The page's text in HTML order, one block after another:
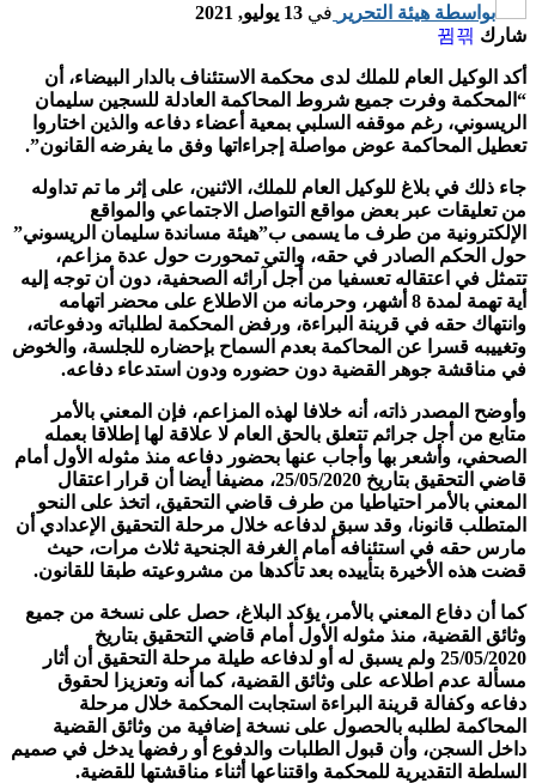
بواسطة هيئة التحرير في 13 يوليو, 2021
شارك
أكد الوكيل العام للملك لدى محكمة الاستئناف بالدار البيضاء، أن
“المحكمة وفرت جميع شروط المحاكمة العادلة للسجين سليمان
الريسوني، رغم موقفه السلبي بمعية أعضاء دفاعه والذين اختاروا
تعطيل المحاكمة عوض مواصلة إجراءاتها وفق ما يفرضه القانون”.
جاء ذلك في بلاغ للوكيل العام للملك، الاثنين، على إثر ما تم تداوله
من تعليقات عبر بعض مواقع التواصل الاجتماعي والمواقع
الإلكترونية من طرف ما يسمى ب”هيئة مساندة سليمان الريسوني”
حول الحكم الصادر في حقه، والتي تمحورت حول عدة مزاعم،
تتمثل في اعتقاله تعسفيا من أجل آرائه الصحفية، دون أن توجه إليه
أية تهمة لمدة 8 أشهر، وحرمانه من الاطلاع على محضر اتهامه
وانتهاك حقه في قرينة البراءة، ورفض المحكمة لطلباته ودفوعاته،
وتغييبه قسرا عن المحاكمة بعدم السماح بإحضاره للجلسة، والخوض
في مناقشة جوهر القضية دون حضوره ودون استدعاء دفاعه.
وأوضح المصدر ذاته، أنه خلافا لهذه المزاعم، فإن المعني بالأمر
متابع من أجل جرائم تتعلق بالحق العام لا علاقة لها إطلاقا بعمله
الصحفي، وأشعر بها وأجاب عنها بحضور دفاعه منذ مثوله الأول أمام
قاضي التحقيق بتاريخ 25/05/2020، مضيفا أيضا أن قرار اعتقال
المعني بالأمر احتياطيا من طرف قاضي التحقيق، اتخذ على النحو
المتطلب قانونا، وقد سبق لدفاعه خلال مرحلة التحقيق الإعدادي أن
مارس حقه في استئنافه أمام الغرفة الجنحية ثلاث مرات، حيث
قضت هذه الأخيرة بتأييده بعد تأكدها من مشروعيته طبقا للقانون.
كما أن دفاع المعني بالأمر، يؤكد البلاغ، حصل على نسخة من جميع
وثائق القضية، منذ مثوله الأول أمام قاضي التحقيق بتاريخ
25/05/2020 ولم يسبق له أو لدفاعه طيلة مرحلة التحقيق أن أثار
مسألة عدم اطلاعه على وثائق القضية، كما أنه وتعزيزا لحقوق
دفاعه وكفالة قرينة البراءة استجابت المحكمة خلال مرحلة
المحاكمة لطلبه بالحصول على نسخة إضافية من وثائق القضية
داخل السجن، وأن قبول الطلبات والدفوع أو رفضها يدخل في صميم
السلطة التقديرية للمحكمة واقتناعها أثناء مناقشتها للقضية.